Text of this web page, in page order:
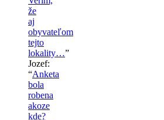
že
aj
obyvateľom
tejto
lokality…”
Jozef:
“Anketa
bola
robena
akoze
kde?